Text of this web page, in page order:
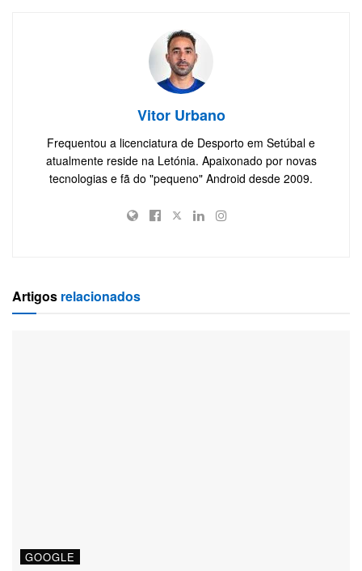
Vitor Urbano
Frequentou a licenciatura de Desporto em Setúbal e
atualmente reside na Letónia. Apaixonado por novas
tecnologias e fã do "pequeno" Android desde 2009.
Artigos relacionados
GOOGLE